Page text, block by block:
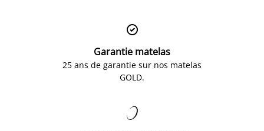

Garantie matelas
25 ans de garantie sur nos matelas
GOLD.
